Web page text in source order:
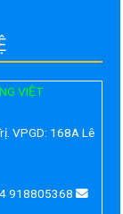
VIỆT
VPGD: 168A Lê
918805368